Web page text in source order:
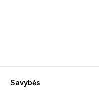
Savybės